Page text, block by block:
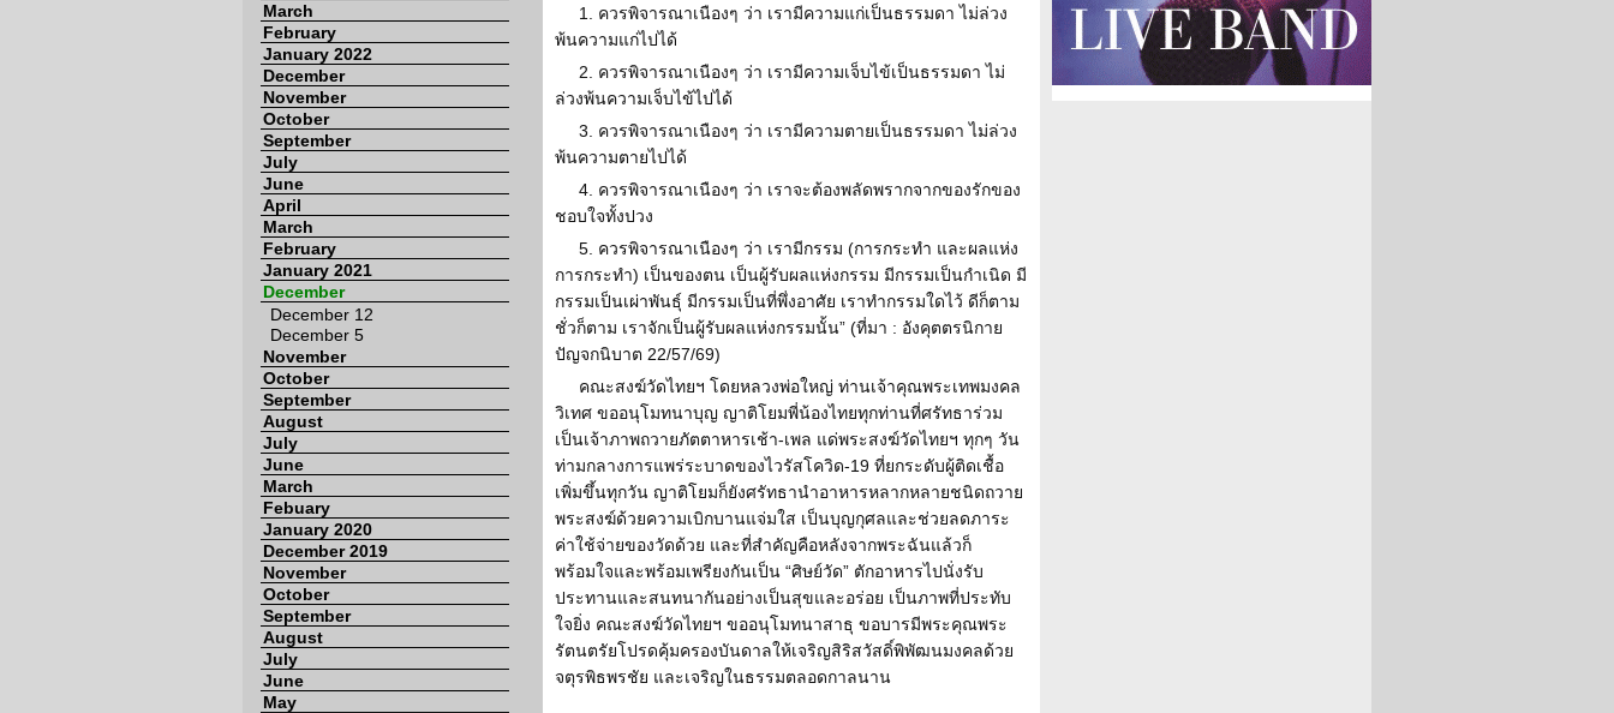
March
February
January 2022
December
November
October
September
July
June
April
March
February
January 2021
December
December 12
December 5
November
October
September
August
July
June
March
Febuary
January 2020
December 2019
November
October
September
August
July
June
May
1. ควรพิจารณาเนืองๆ ว่า เรามีความแก่เป็นธรรมดา ไม่ล่วง
พ้นความแก่ไปได้
2. ควรพิจารณาเนืองๆ ว่า เรามีความเจ็บไข้เป็นธรรมดา ไม่
ล่วงพ้นความเจ็บไข้ไปได้
3. ควรพิจารณาเนืองๆ ว่า เรามีความตายเป็นธรรมดา ไม่ล่วง
พ้นความตายไปได้
4. ควรพิจารณาเนืองๆ ว่า เราจะต้องพลัดพรากจากของรักของ
ชอบใจทั้งปวง
5. ควรพิจารณาเนืองๆ ว่า เรามีกรรม (การกระทำ และผลแห่ง
การกระทำ) เป็นของตน เป็นผู้รับผลแห่งกรรม มีกรรมเป็นกำเนิด มี
กรรมเป็นเผ่าพันธุ์ มีกรรมเป็นที่พึ่งอาศัย เราทำกรรมใดไว้ ดีก็ตาม
ชั่วก็ตาม เราจักเป็นผู้รับผลแห่งกรรมนั้น” (ที่มา : อังคุตตรนิกาย
ปัญจกนิบาต 22/57/69)
คณะสงฆ์วัดไทยฯ โดยหลวงพ่อใหญ่ ท่านเจ้าคุณพระเทพมงคล
วิเทศ ขออนุโมทนาบุญ ญาติโยมพี่น้องไทยทุกท่านที่ศรัทธาร่วม
เป็นเจ้าภาพถวายภัตตาหารเช้า-เพล แด่พระสงฆ์วัดไทยฯ ทุกๆ วัน
ท่ามกลางการแพร่ระบาดของไวรัสโควิด-19 ที่ยกระดับผู้ติดเชื้อ
เพิ่มขึ้นทุกวัน ญาติโยมก็ยังศรัทธานำอาหารหลากหลายชนิดถวาย
พระสงฆ์ด้วยความเบิกบานแจ่มใส เป็นบุญกุศลและช่วยลดภาระ
ค่าใช้จ่ายของวัดด้วย และที่สำคัญคือหลังจากพระฉันแล้วก็
พร้อมใจและพร้อมเพรียงกันเป็น “ศิษย์วัด” ตักอาหารไปนั่งรับ
ประทานและสนทนากันอย่างเป็นสุขและอร่อย เป็นภาพที่ประทับ
ใจยิ่ง คณะสงฆ์วัดไทยฯ ขออนุโมทนาสาธุ ขอบารมีพระคุณพระ
รัตนตรัยโปรดคุ้มครองบันดาลให้เจริญสิริสวัสดิ์พิพัฒนมงคลด้วย
จตุรพิธพรชัย และเจริญในธรรมตลอดกาลนาน